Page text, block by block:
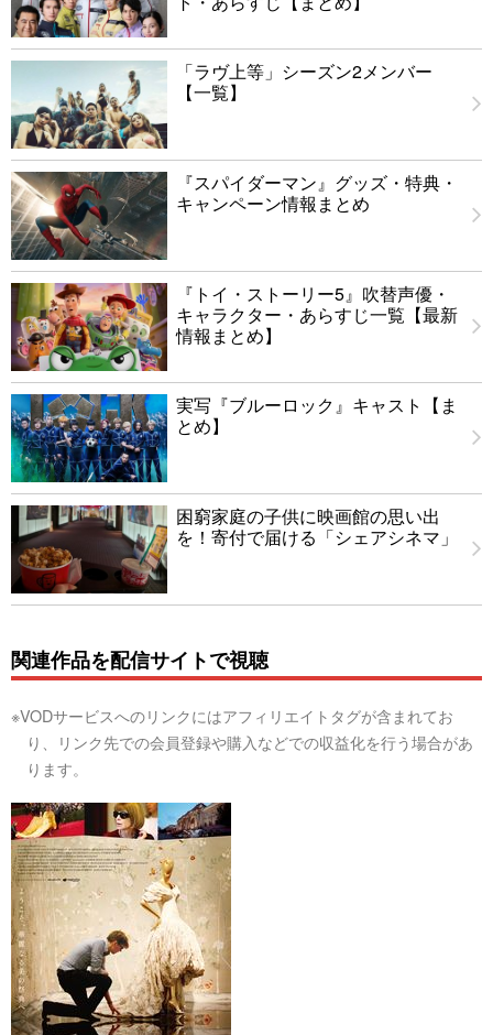
「ラヴ上等」シーズン2メンバー
【一覧】
『スパイダーマン』グッズ・特典・
キャンペーン情報まとめ
『トイ・ストーリー5』吹替声優・
キャラクター・あらすじ一覧【最新
情報まとめ】
実写『ブルーロック』キャスト【ま
とめ】
困窮家庭の子供に映画館の思い出
を！寄付で届ける「シェアシネマ」
関連作品を配信サイトで視聴
※VODサービスへのリンクにはアフィリエイトタグが含まれてお
り、リンク先での会員登録や購入などでの収益化を行う場合があ
ります。